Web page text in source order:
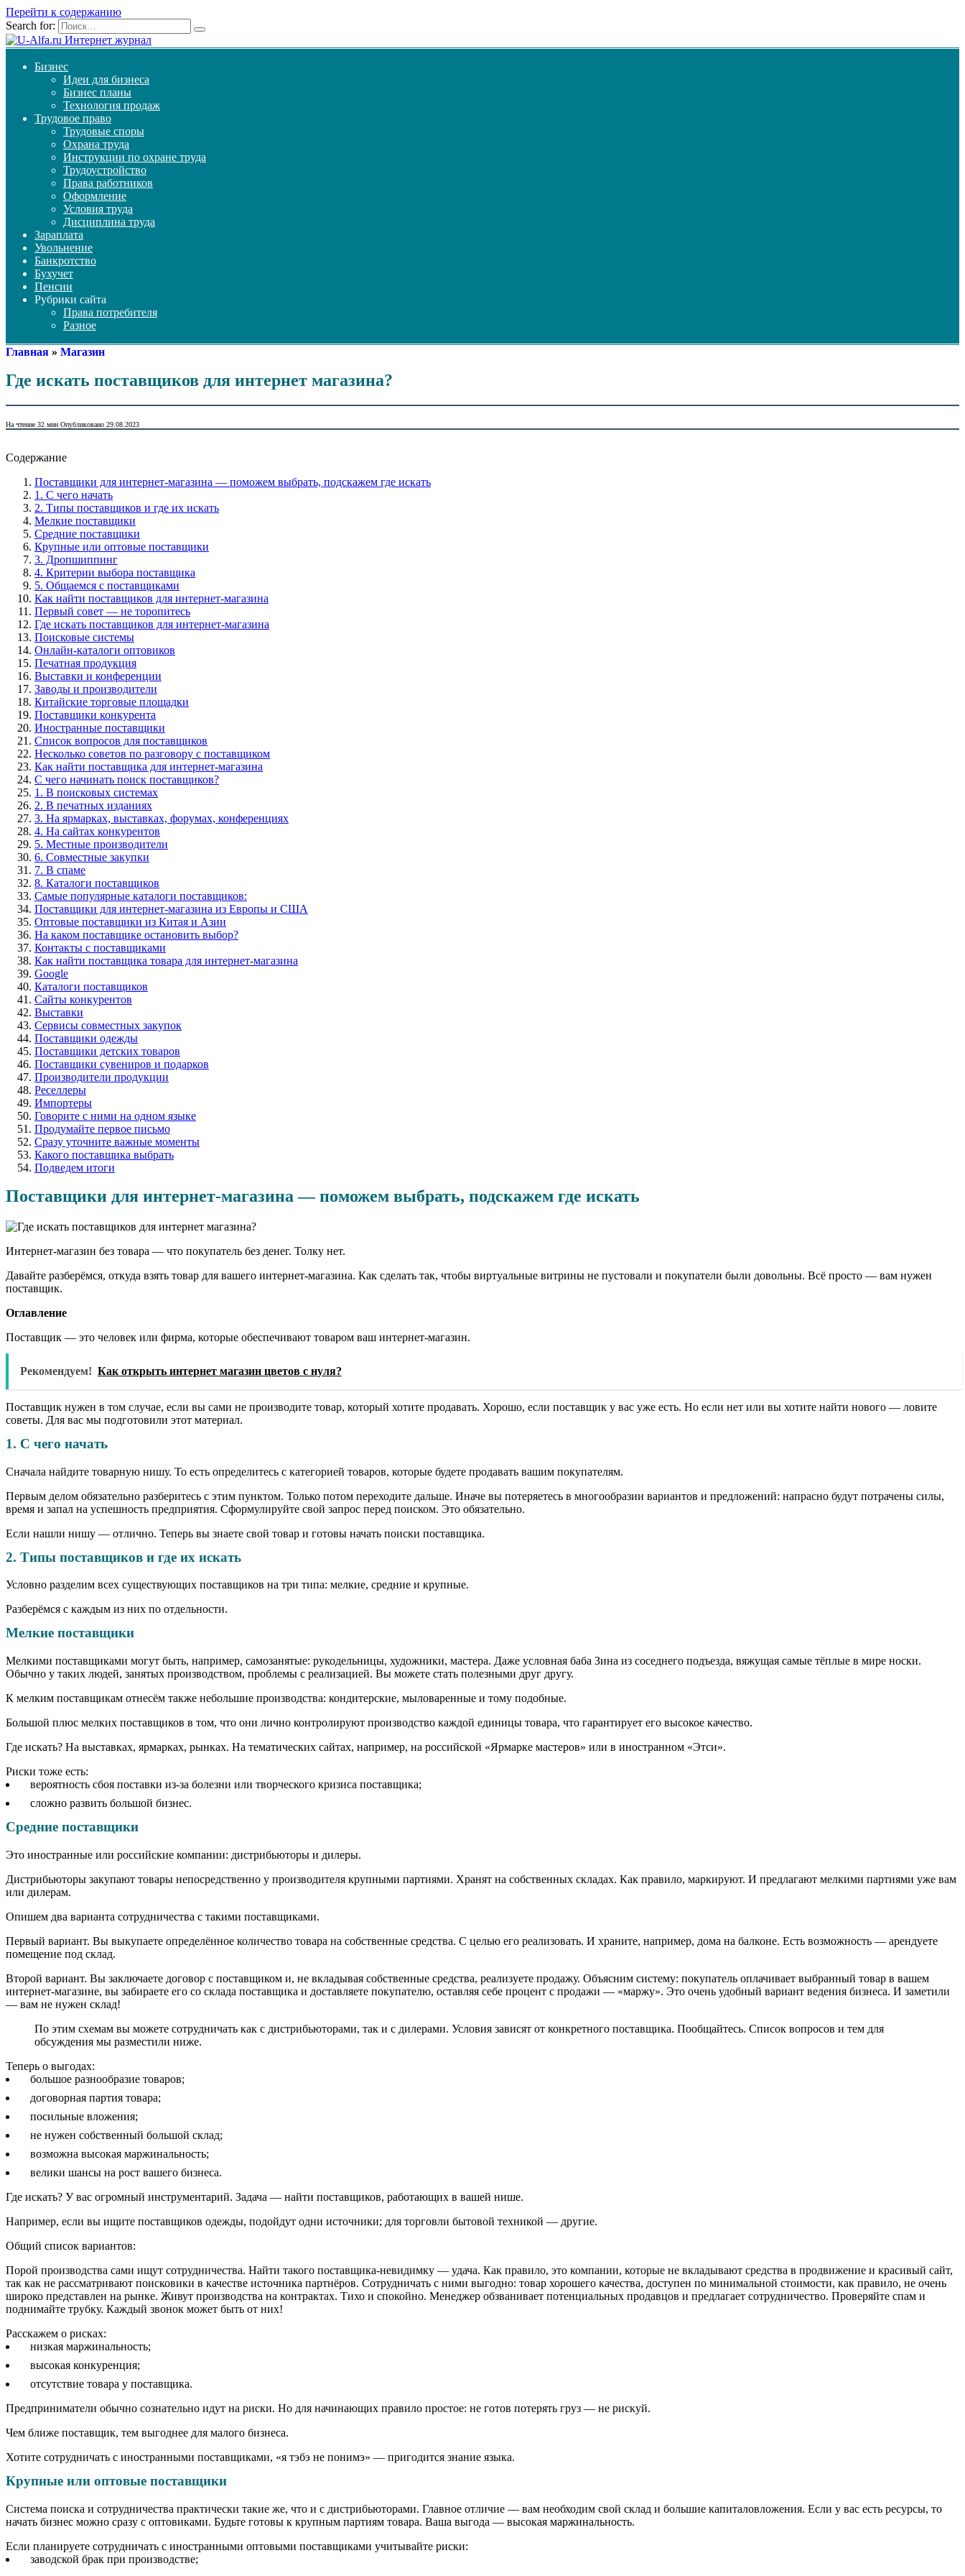
Перейти к содержанию
Search for:
Бизнес
Идеи для бизнеса
Бизнес планы
Технология продаж
Трудовое право
Трудовые споры
Охрана труда
Инструкции по охране труда
Трудоустройство
Права работников
Оформление
Условия труда
Дисциплина труда
Зараплата
Увольнение
Банкротство
Бухучет
Пенсии
Рубрики сайта
Права потребителя
Разное
Главная » Магазин
Где искать поставщиков для интернет магазина?
На чтение 32 мин Опубликовано 29.08.2023
Содержание
Поставщики для интернет-магазина — поможем выбрать, подскажем где искать
1. С чего начать
2. Типы поставщиков и где их искать
Мелкие поставщики
Средние поставщики
Крупные или оптовые поставщики
3. Дропшиппинг
4. Критерии выбора поставщика
5. Общаемся с поставщиками
Как найти поставщиков для интернет-магазина
Первый совет — не торопитесь
Где искать поставщиков для интернет-магазина
Поисковые системы
Онлайн-каталоги оптовиков
Печатная продукция
Выставки и конференции
Заводы и производители
Китайские торговые площадки
Поставщики конкурента
Иностранные поставщики
Список вопросов для поставщиков
Несколько советов по разговору с поставщиком
Как найти поставщика для интернет-магазина
С чего начинать поиск поставщиков?
1. В поисковых системах
2. В печатных изданиях
3. На ярмарках, выставках, форумах, конференциях
4. На сайтах конкурентов
5. Местные производители
6. Совместные закупки
7. В спаме
8. Каталоги поставщиков
Самые популярные каталоги поставщиков:
Поставщики для интернет-магазина из Европы и США
Оптовые поставщики из Китая и Азии
На каком поставщике остановить выбор?
Контакты с поставщиками
Как найти поставщика товара для интернет-магазина
Google
Каталоги поставщиков
Сайты конкурентов
Выставки
Сервисы совместных закупок
Поставщики одежды
Поставщики детских товаров
Поставщики сувениров и подарков
Производители продукции
Реселлеры
Импортеры
Говорите с ними на одном языке
Продумайте первое письмо
Сразу уточните важные моменты
Какого поставщика выбрать
Подведем итоги
Поставщики для интернет-магазина — поможем выбрать, подскажем где искать
Интернет-магазин без товара — что покупатель без денег. Толку нет.
Давайте разберёмся, откуда взять товар для вашего интернет-магазина. Как сделать так, чтобы виртуальные витрины не пустовали и покупатели были довольны. Всё просто — вам нужен
поставщик.
Оглавление
Поставщик — это человек или фирма, которые обеспечивают товаром ваш интернет-магазин.
Рекомендуем! Как открыть интернет магазин цветов с нуля?
Поставщик нужен в том случае, если вы сами не производите товар, который хотите продавать. Хорошо, если поставщик у вас уже есть. Но если нет или вы хотите найти нового — ловите
советы. Для вас мы подготовили этот материал.
1. С чего начать
Сначала найдите товарную нишу. То есть определитесь с категорией товаров, которые будете продавать вашим покупателям.
Первым делом обязательно разберитесь с этим пунктом. Только потом переходите дальше. Иначе вы потеряетесь в многообразии вариантов и предложений: напрасно будут потрачены силы,
время и запал на успешность предприятия. Сформулируйте свой запрос перед поиском. Это обязательно.
Если нашли нишу — отлично. Теперь вы знаете свой товар и готовы начать поиски поставщика.
2. Типы поставщиков и где их искать
Условно разделим всех существующих поставщиков на три типа: мелкие, средние и крупные.
Разберёмся с каждым из них по отдельности.
Мелкие поставщики
Мелкими поставщиками могут быть, например, самозанятые: рукодельницы, художники, мастера. Даже условная баба Зина из соседнего подъезда, вяжущая самые тёплые в мире носки.
Обычно у таких людей, занятых производством, проблемы с реализацией. Вы можете стать полезными друг другу.
К мелким поставщикам отнесём также небольшие производства: кондитерские, мыловаренные и тому подобные.
Большой плюс мелких поставщиков в том, что они лично контролируют производство каждой единицы товара, что гарантирует его высокое качество.
Где искать? На выставках, ярмарках, рынках. На тематических сайтах, например, на российской «Ярмарке мастеров» или в иностранном «Этси».
Риски тоже есть:
вероятность сбоя поставки из-за болезни или творческого кризиса поставщика;
сложно развить большой бизнес.
Средние поставщики
Это иностранные или российские компании: дистрибьюторы и дилеры.
Дистрибьюторы закупают товары непосредственно у производителя крупными партиями. Хранят на собственных складах. Как правило, маркируют. И предлагают мелкими партиями уже вам
или дилерам.
Опишем два варианта сотрудничества с такими поставщиками.
Первый вариант. Вы выкупаете определённое количество товара на собственные средства. С целью его реализовать. И храните, например, дома на балконе. Есть возможность — арендуете
помещение под склад.
Второй вариант. Вы заключаете договор с поставщиком и, не вкладывая собственные средства, реализуете продажу. Объясним систему: покупатель оплачивает выбранный товар в вашем
интернет-магазине, вы забираете его со склада поставщика и доставляете покупателю, оставляя себе процент с продажи — «маржу». Это очень удобный вариант ведения бизнеса. И заметили
— вам не нужен склад!
По этим схемам вы можете сотрудничать как с дистрибьюторами, так и с дилерами. Условия зависят от конкретного поставщика. Пообщайтесь. Список вопросов и тем для
обсуждения мы разместили ниже.
Теперь о выгодах:
большое разнообразие товаров;
договорная партия товара;
посильные вложения;
не нужен собственный большой склад;
возможна высокая маржинальность;
велики шансы на рост вашего бизнеса.
Где искать? У вас огромный инструментарий. Задача — найти поставщиков, работающих в вашей нише.
Например, если вы ищите поставщиков одежды, подойдут одни источники; для торговли бытовой техникой — другие.
Общий список вариантов:
Порой производства сами ищут сотрудничества. Найти такого поставщика-невидимку — удача. Как правило, это компании, которые не вкладывают средства в продвижение и красивый сайт,
так как не рассматривают поисковики в качестве источника партнёров. Сотрудничать с ними выгодно: товар хорошего качества, доступен по минимальной стоимости, как правило, не очень
широко представлен на рынке. Живут производства на контрактах. Тихо и спокойно. Менеджер обзванивает потенциальных продавцов и предлагает сотрудничество. Проверяйте спам и
поднимайте трубку. Каждый звонок может быть от них!
Расскажем о рисках:
низкая маржинальность;
высокая конкуренция;
отсутствие товара у поставщика.
Предприниматели обычно сознательно идут на риски. Но для начинающих правило простое: не готов потерять груз — не рискуй.
Чем ближе поставщик, тем выгоднее для малого бизнеса.
Хотите сотрудничать с иностранными поставщиками, «я тэбэ не понимэ» — пригодится знание языка.
Крупные или оптовые поставщики
Система поиска и сотрудничества практически такие же, что и с дистрибьюторами. Главное отличие — вам необходим свой склад и большие капиталовложения. Если у вас есть ресурсы, то
начать бизнес можно сразу с оптовиками. Будьте готовы к крупным партиям товара. Ваша выгода — высокая маржинальность.
Если планируете сотрудничать с иностранными оптовыми поставщиками учитывайте риски:
заводской брак при производстве;